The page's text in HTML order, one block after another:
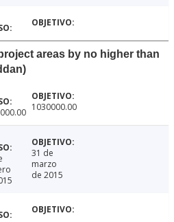
areas by no higher than
1030000.00
31 de
marzo
de 2015